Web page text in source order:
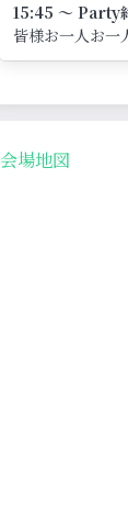
15:45 ～ Party
皆様お一人お一
会場地図